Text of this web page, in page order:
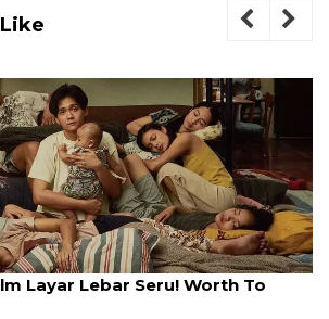
Layar Lebar Seru! Worth To